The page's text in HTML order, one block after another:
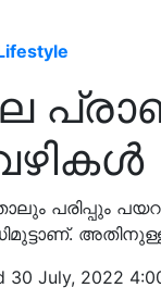
പരിപ്പും
അതിനുള്ള
30 July, 2022